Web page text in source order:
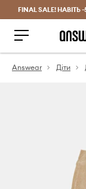
FINAL SALE! НАВІТЬ
Answear Діти